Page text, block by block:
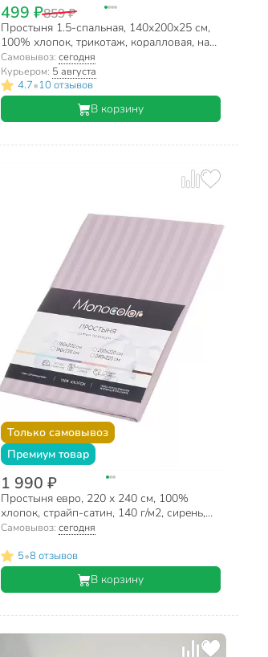
499 ₽859 ₽
Простыня 1.5-спальная, 140х200х25 см,
100% хлопок, трикотаж, коралловая, на
резинке, Silvano, Радуга
Самовывоз:сегодня
Курьером: 5 августа
4.7•10 отзывов
В корзину
Только самовывоз
Премиум товар
1 990 ₽
Простыня евро, 220 х 240 см, 100%
хлопок, страйп-сатин, 140 г/м2, сирень,
Monocolor, рис.4308
Самовывоз:сегодня
5•8 отзывов
В корзину